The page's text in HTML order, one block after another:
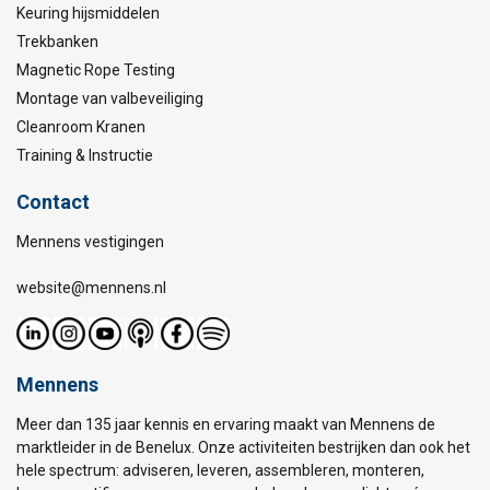
Keuring hijsmiddelen
Trekbanken
Magnetic Rope Testing
Montage van valbeveiliging
Cleanroom Kranen
Training & Instructie
Contact
Mennens vestigingen
website@mennens.nl
Mennens
Meer dan 135 jaar kennis en ervaring maakt van Mennens de
marktleider in de Benelux. Onze activiteiten bestrijken dan ook het
hele spectrum: adviseren, leveren, assembleren, monteren,